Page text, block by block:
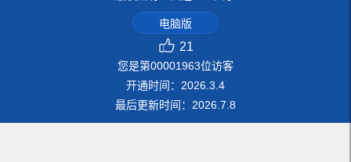
电脑版
21
您是第00001963位访客
开通时间： 2026 3 4
最后更新时间： 2026 7 8